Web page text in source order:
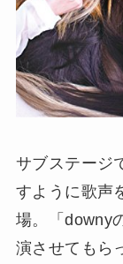
サブステージ
すように歌声
場。「downy
演させてもら